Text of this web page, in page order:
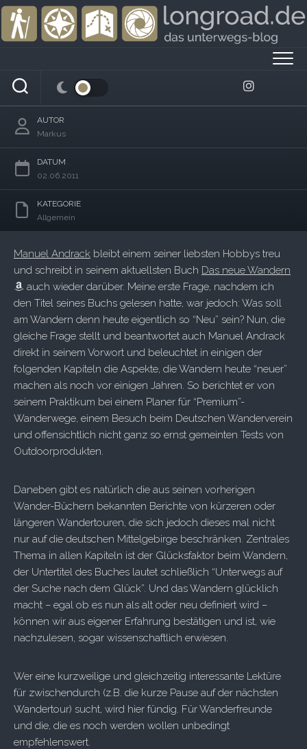
Skip
content
Glücksfaktor Wandern
AUTOR
Markus
DATUM
02.06.2011
KATEGORIE
Allgemein
Manuel Andrack bleibt einem seiner liebsten Hobbys treu
und schreibt in seinem aktuellsten Buch Das neue Wandern
auch wieder darüber. Meine erste Frage, nachdem ich
den Titel seines Buchs gelesen hatte, war jedoch: Was soll
am Wandern denn heute eigentlich so “Neu” sein? Nun, die
gleiche Frage stellt und beantwortet auch Manuel Andrack
direkt in seinem Vorwort und beleuchtet in einigen der
folgenden Kapiteln die Aspekte, die Wandern heute “neuer”
machen als noch vor einigen Jahren. So berichtet er von
seinem Praktikum bei einem Planer für “Premium”-
Wanderwege, einem Besuch beim Deutschen Wanderverein
und offensichtlich nicht ganz so ernst gemeinten Tests von
Outdoorprodukten.
Daneben gibt es natürlich die aus seinen vorherigen
Wander-Büchern bekannten Berichte von kürzeren oder
längeren Wandertouren, die sich jedoch dieses mal nicht
nur auf die deutschen Mittelgebirge beschränken. Zentrales
Thema in allen Kapiteln ist der Glücksfaktor beim Wandern,
der Untertitel des Buches lautet schließlich “Unterwegs auf
der Suche nach dem Glück”. Und das Wandern glücklich
macht – egal ob es nun als alt oder neu definiert wird –
können wir aus eigener Erfahrung bestätigen und ist, wie
nachzulesen, sogar wissenschaftlich erwiesen.
Wer eine kurzweilige und gleichzeitig interessante Lektüre
für zwischendurch (z.B. die kurze Pause auf der nächsten
Wandertour) sucht, wird hier fündig. Für Wanderfreunde
und die, die es noch werden wollen unbedingt
empfehlenswert.